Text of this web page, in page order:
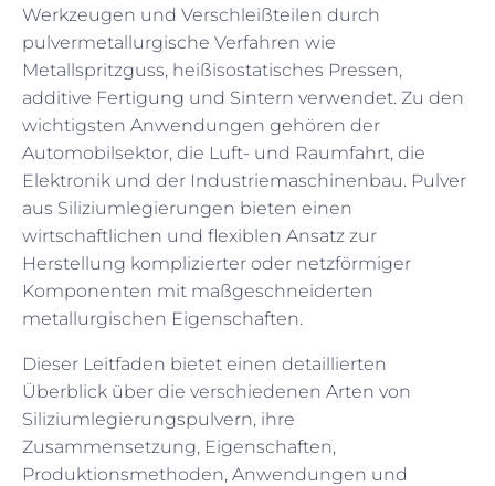
Werkzeugen und Verschleißteilen durch
pulvermetallurgische Verfahren wie
Metallspritzguss, heißisostatisches Pressen,
additive Fertigung und Sintern verwendet. Zu den
wichtigsten Anwendungen gehören der
Automobilsektor, die Luft- und Raumfahrt, die
Elektronik und der Industriemaschinenbau. Pulver
aus Siliziumlegierungen bieten einen
wirtschaftlichen und flexiblen Ansatz zur
Herstellung komplizierter oder netzförmiger
Komponenten mit maßgeschneiderten
metallurgischen Eigenschaften.
Dieser Leitfaden bietet einen detaillierten
Überblick über die verschiedenen Arten von
Siliziumlegierungspulvern, ihre
Zusammensetzung, Eigenschaften,
Produktionsmethoden, Anwendungen und